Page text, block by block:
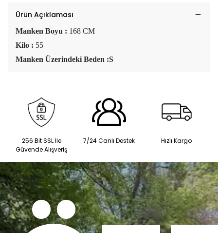
Ürün Açıklaması
Manken Boyu : 168 CM
Kilo : 55
Manken Üzerindeki Beden :S
256 Bit SSL İle
Güvende Alışveriş
7/24 Canlı Destek Hızlı Kargo